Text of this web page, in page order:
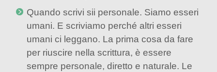
Quando scrivi sii personale. Siamo esseri
umani. E scriviamo perché altri esseri
umani ci leggano. La prima cosa da fare
per riuscire nella scrittura, è essere
sempre personale, diretto e naturale. Le